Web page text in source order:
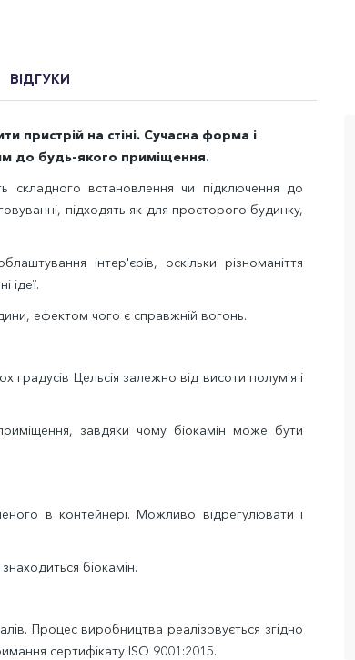
ВІДГУКИ
пристрій на стіні. Сучасна форма і
до будь-якого приміщення.
встановлення чи підключення до
підходять як для просторого будинку,
інтер'єрів, оскільки різноманіття
ідеї.
ефектом чого є справжній вогонь.
градусів Цельсія залежно від висоти полум'я і
завдяки чому біокамін може бути
в контейнері. Можливо відрегулювати і
біокамін.
Процес виробництва реалізовується згідно
сертифікату ISO 9001:2015.